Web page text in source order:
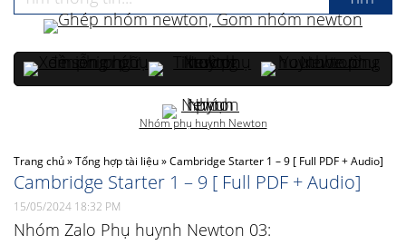
Trang chủ»Tổng hợp tài liệu»Cambridge Starter 1 – 9 [ Full PDF + Audio]
Cambridge Starter 1 – 9 [ Full PDF + Audio]
15/05/2024 18:32 PM
Nhóm Zalo Phụ huynh Newton 03:
Nhóm phụ huynh Newton